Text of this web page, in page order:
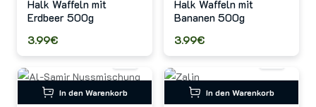
Halk Waffeln mit
Erdbeer 500g
3.99€
Halk Waffeln mit
Bananen 500g
3.99€
In den Warenkorb In den Warenkorb